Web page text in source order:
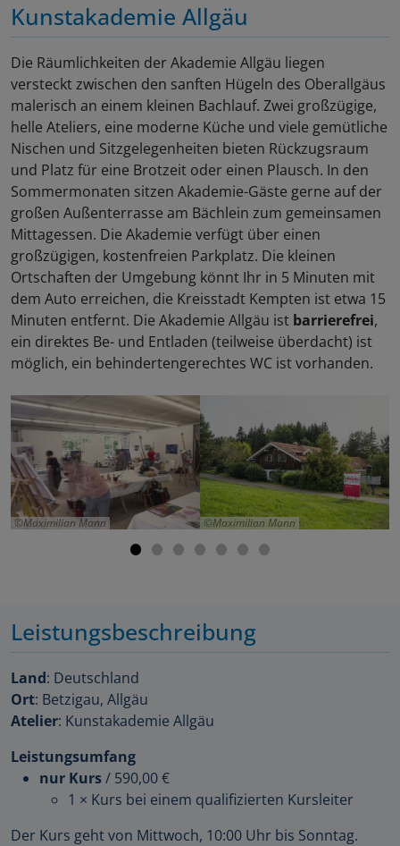
Kunstakademie Allgäu
Die Räumlichkeiten der Akademie Allgäu liegen
versteckt zwischen den sanften Hügeln des Oberallgäus
malerisch an einem kleinen Bachlauf. Zwei großzügige,
helle Ateliers, eine moderne Küche und viele gemütliche
Nischen und Sitzgelegenheiten bieten Rückzugsraum
und Platz für eine Brotzeit oder einen Plausch. In den
Sommermonaten sitzen Akademie-Gäste gerne auf der
großen Außenterrasse am Bächlein zum gemeinsamen
Mittagessen. Die Akademie verfügt über einen
großzügigen, kostenfreien Parkplatz. Die kleinen
Ortschaften der Umgebung könnt Ihr in 5 Minuten mit
dem Auto erreichen, die Kreisstadt Kempten ist etwa 15
Minuten entfernt. Die Akademie Allgäu ist barrierefrei,
ein direktes Be- und Entladen (teilweise überdacht) ist
möglich, ein behindertengerechtes WC ist vorhanden.
Maximilian Mann Maximilian Mann
Leistungsbeschreibung
Land: Deutschland
Ort: Betzigau, Allgäu
Atelier: Kunstakademie Allgäu
Leistungsumfang
nur Kurs/ 590,00 €
1 × Kurs bei einem qualifizierten Kursleiter
Der Kurs geht von Mittwoch, 10:00 Uhr bis Sonntag.